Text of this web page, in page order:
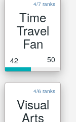
4/7 ranks
Time
Travel
Fan
42 50
4/6 ranks
Visual
Arts